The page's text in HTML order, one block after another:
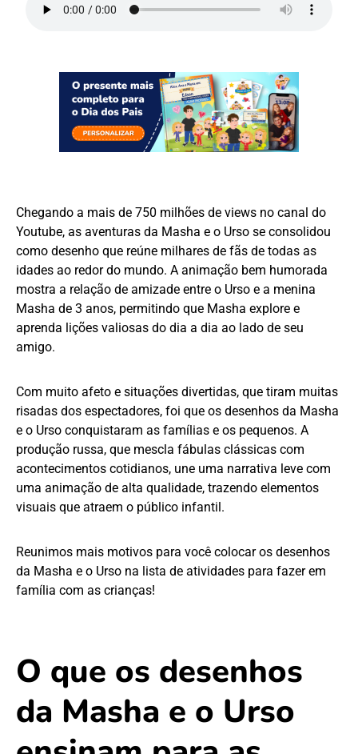
Chegando a mais de 750 milhões de views no canal do
Youtube, as aventuras da Masha e o Urso se consolidou
como desenho que reúne milhares de fãs de todas as
idades ao redor do mundo. A animação bem humorada
mostra a relação de amizade entre o Urso e a menina
Masha de 3 anos, permitindo que Masha explore e
aprenda lições valiosas do dia a dia ao lado de seu
amigo.
Com muito afeto e situações divertidas, que tiram muitas
risadas dos espectadores, foi que os desenhos da Masha
e o Urso conquistaram as famílias e os pequenos. A
produção russa, que mescla fábulas clássicas com
acontecimentos cotidianos, une uma narrativa leve com
uma animação de alta qualidade, trazendo elementos
visuais que atraem o público infantil.
Reunimos mais motivos para você colocar os desenhos
da Masha e o Urso na lista de atividades para fazer em
família com as crianças!
O que os desenhos
da Masha e o Urso